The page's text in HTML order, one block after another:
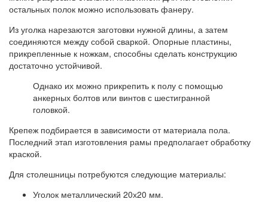
остальных полок можно использовать фанеру.
Из уголка нарезаются заготовки нужной длины, а затем
соединяются между собой сваркой. Опорные пластины,
прикрепленные к ножкам, способны сделать конструкцию
достаточно устойчивой.
Однако их можно прикрепить к полу с помощью
анкерных болтов или винтов с шестигранной
головкой.
Крепеж подбирается в зависимости от материала пола.
Последний этап изготовления рамы предполагает обработку
краской.
Для столешницы потребуются следующие материалы:
Уголок металлический 20х20 мм.